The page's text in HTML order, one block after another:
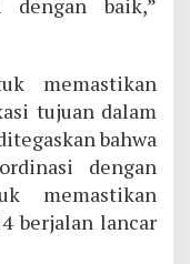
baik,”
memastikan
tujuan dalam
bahwa
dengan
memastikan
berjalan lancar